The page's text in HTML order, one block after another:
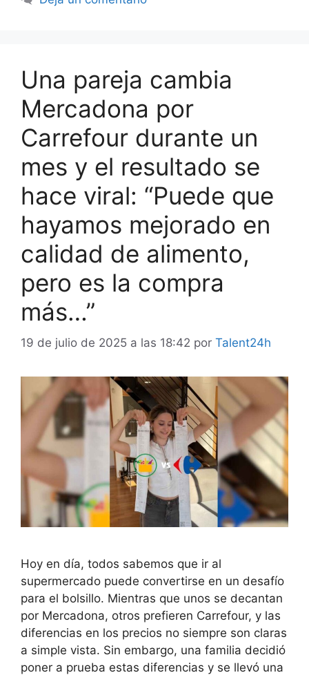
Una pareja cambia
Mercadona por
Carrefour durante un
mes y el resultado se
hace viral: “Puede que
hayamos mejorado en
calidad de alimento,
pero es la compra
más…”
19 de julio de 2025 a las 18:42 por Talent24h
Hoy en día, todos sabemos que ir al
supermercado puede convertirse en un desafío
para el bolsillo. Mientras que unos se decantan
por Mercadona, otros prefieren Carrefour, y las
diferencias en los precios no siempre son claras
a simple vista. Sin embargo, una familia decidió
poner a prueba estas diferencias y se llevó una